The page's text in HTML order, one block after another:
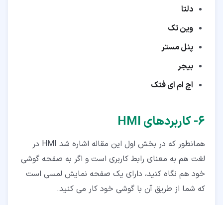
دلتا
وین تک
پنل مستر
بیجر
اچ ام ای فتک
۶‏- کاربردهای HMI
همانطور که در بخش اول این مقاله اشاره شد HMI در
لغت هم به معنای رابط کاربری است و اگر به صفحه گوشی
خود هم نگاه کنید، دارای یک صفحه نمایش لمسی است
که شما از طریق آن با گوشی خود کار می کنید.